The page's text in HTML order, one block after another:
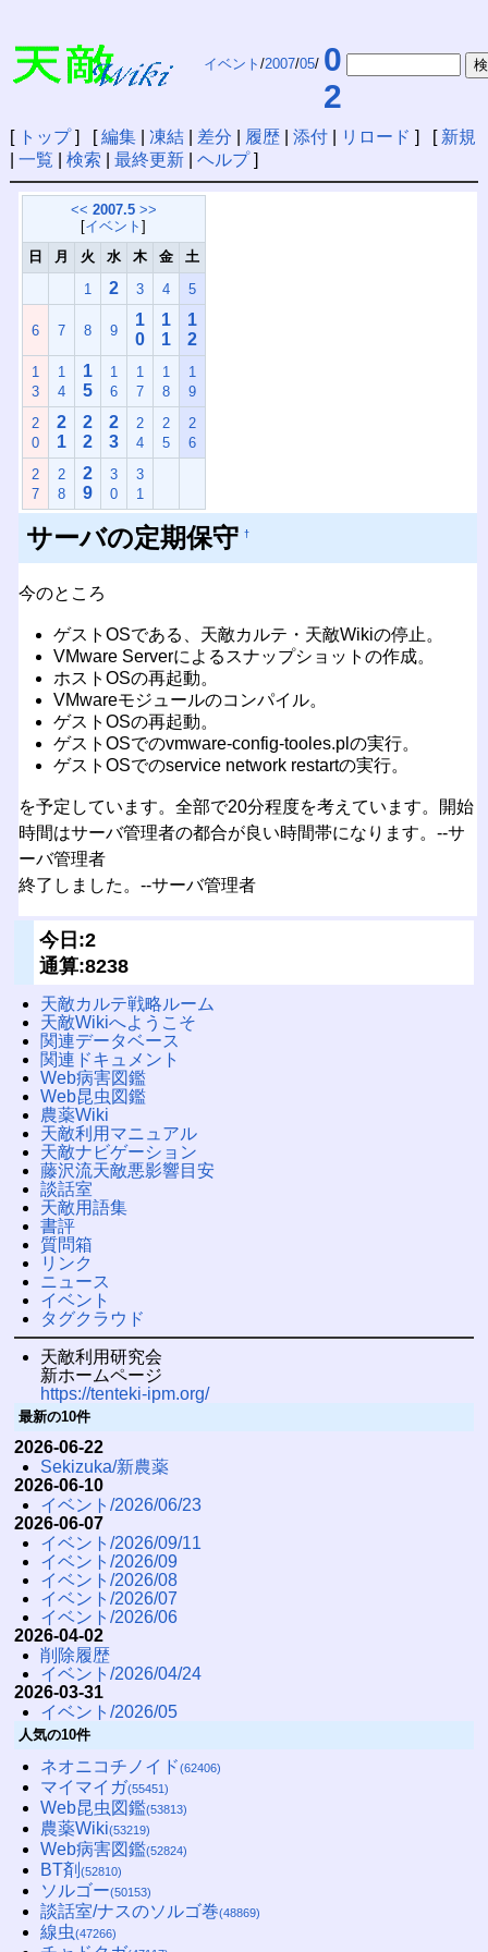
イベント /2007/05/ 0
2
[ トップ] [編集| 凍結| 差分 履歴| 添付| リロード ] [ 新規
一覧 検索 最終更新| ヘルプ]
<< 2007.5 >>
[イベント]
日
月 火 水 木 金
土
1
2 3 4 5
6 7 8 9
1
0
1
1
1
2
1
3
1
4
1
5
1
6
1
7
1
8
1
9
2
0
2
1
2
2
2
3
2
4
2
5
2
6
2
7
2
8
2
9
3
0
3
1
サーバの定期保守 †
今のところ
ゲストOSである、天敵カルテ・天敵Wikiの停止。
VMware Serverによるスナップショットの作成。
ホストOSの再起動。
VMwareモジュールのコンパイル。
ゲストOSの再起動。
ゲストOSでのvmware-config-tooles.plの実行。
ゲストOSでのservice network restartの実行。
を予定しています。全部で20分程度を考えています。開始
時間はサーバ管理者の都合が良い時間帯になります。--サ
ーバ管理者
終了しました。--サーバ管理者
今日:2
通算:8238
天敵カルテ戦略ルーム
天敵Wikiへようこそ
関連データベース
関連ドキュメント
Web病害図鑑
Web昆虫図鑑
農薬Wiki
天敵利用マニュアル
天敵ナビゲーション
藤沢流天敵悪影響目安
談話室
天敵用語集
書評
質問箱
リンク
ニュース
イベント
タグクラウド
天敵利用研究会
新ホームページ
https://tenteki-ipm.org/
最新の10件
2026-06-22
Sekizuka/新農薬
2026-06-10
イベント/2026/06/23
2026-06-07
イベント/2026/09/11
イベント/2026/09
イベント/2026/08
イベント/2026/07
イベント/2026/06
2026-04-02
削除履歴
イベント/2026/04/24
2026-03-31
イベント/2026/05
人気の10件
ネオニコチノイド(62406)
マイマイガ(55451)
Web昆虫図鑑(53813)
農薬Wiki(53219)
Web病害図鑑(52824)
BT剤 (52810)
ソルゴー(50153)
談話室/ナスのソルゴ巻(48869)
線虫(47266)